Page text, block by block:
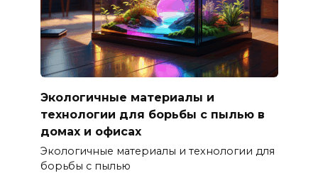
Экологичные материалы и
технологии для борьбы с пылью в
домах и офисах
Экологичные материалы и технологии для
борьбы с пылью